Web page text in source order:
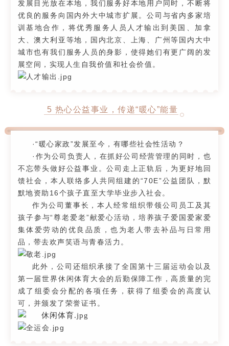
发展目光放在本地，我们服务好本地用户同时，不断将
优良的服务向国内外大中城市扩展。公司与省内多家培
训基地合作，将优秀服务人员人才输出到美国、加拿
大、澳大利亚等地，国内北京、上海、广州等国内大中
城市也有我们服务人员的身影，使得她们有更广阔的发
展空间，实现人生自我价值和社会价值。
5 热心公益事业，传递“暖心”能量
·“暖心家政”发展至今，有哪些社会性活动？
·作为公司负责人，在抓好公司经营管理的同时，也
不忘带头做好公益事业。公司走上正轨后，为更好地回
馈社会，本人联络多人共同组建的“70E”公益团队，默
默地资助16个孩子直至大学毕业步入社会。
作为公司董事长，本人经常组织带领公司员工及其
孩子参与“尊老爱老”献爱心活动，培养孩子爱国爱家爱
集体爱劳动的优良品质，也为老人带去补品与日常用
品，带去欢声笑语与青春活力。
此外，公司还组织承接了全国第十三届运动会以及
第一届世界休闲体育大会的后勤保障工作，高质量的完
成了组委会分配的各项任务，获得了组委会的高度认
可，并颁发了荣誉证书。